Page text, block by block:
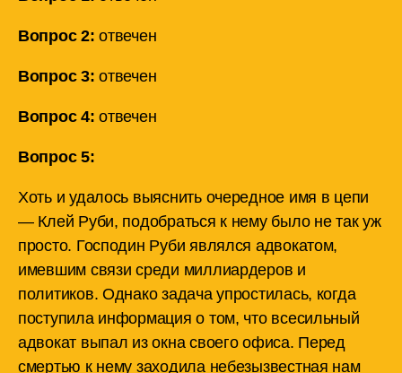
Вопрос 2: отвечен
Вопрос 3: отвечен
Вопрос 4: отвечен
Вопрос 5:
Хоть и удалось выяснить очередное имя в цепи
— Клей Руби, подобраться к нему было не так уж
просто. Господин Руби являлся адвокатом,
имевшим связи среди миллиардеров и
политиков. Однако задача упростилась, когда
поступила информация о том, что всесильный
адвокат выпал из окна своего офиса. Перед
смертью к нему заходила небезызвестная нам